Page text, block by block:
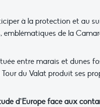
à la protection et au
emblématiques de la
entre marais et dunes
du Valat produit ses
d’Europe face aux